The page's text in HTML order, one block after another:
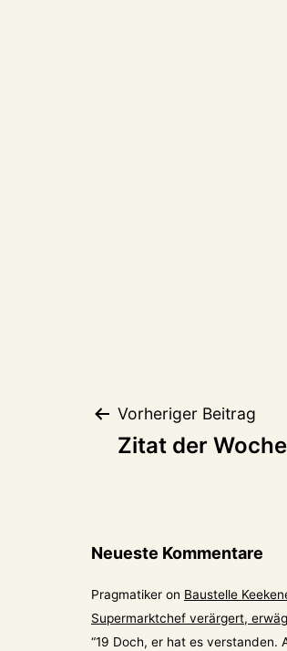
Vorheriger Beitrag
Zitat der
Neueste Kommentare
Pragmatiker on Baustelle
Supermarktchef verärgert,
“19 Doch, er hat es verstanden.